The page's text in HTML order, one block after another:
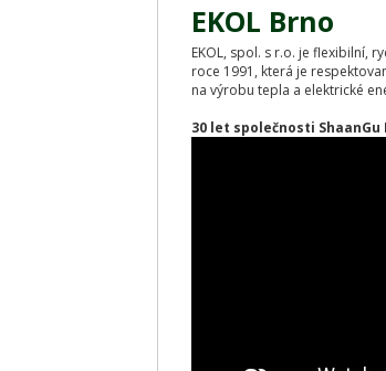
EKOL Brno
EKOL, spol. s r.o. je flexibilní,
roce 1991, která je
na výrobu tepla a elektrické
30 let společnosti ShaanGu